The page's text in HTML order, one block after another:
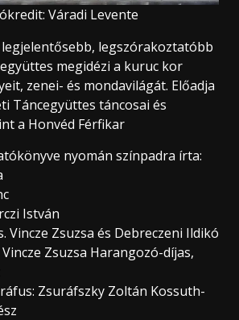
Váradi Levente
legszórakoztatóbb
megidézi a kuruc kor
zenei- és mondavilágát. Előadja
Táncegyüttes táncosai és
a Honvéd Férfikar
nyomán színpadra írta:
István
Vincze Zsuzsa és Debreczeni Ildikó
Zsuzsa Harangozó-díjas,
Zsuráfszky Zoltán Kossuth-